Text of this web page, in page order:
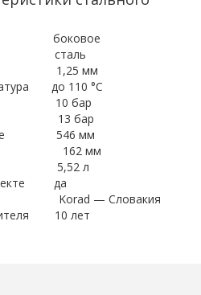
боковое
сталь
1,25 мм
до 110 °С
10 бар
13 бар
546 мм
мм
5,52 л
да
Korad — Словакия
10 лет